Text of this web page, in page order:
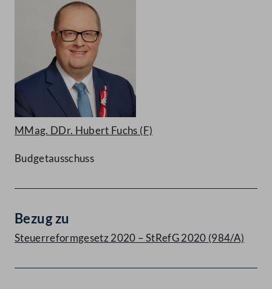
MMag. DDr. Hubert Fuchs (F)
Budgetausschuss
Bezug zu
Steuerreformgesetz 2020 – StRefG 2020 (984/A)